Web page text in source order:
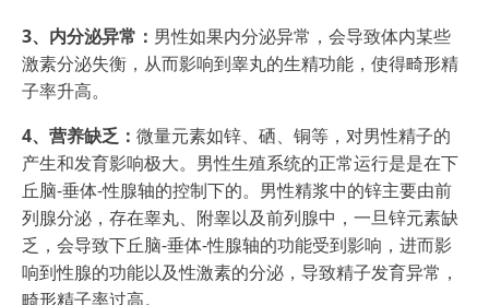
3、内分泌异常： 男性如果内分泌异常，会导致体内某些
激素分泌失衡，从而影响到睾丸的生精功能，使得畸形精
子率升高。
4、营养缺乏： 微量元素如锌、硒、铜等，对男性精子的
产生和发育影响极大。男性生殖系统的正常运行是是在下
丘脑-垂体-性腺轴的控制下的。男性精浆中的锌主要由前
列腺分泌，存在睾丸、附睾以及前列腺中，一旦锌元素缺
乏，会导致下丘脑-垂体-性腺轴的功能受到影响，进而影
响到性腺的功能以及性激素的分泌，导致精子发育异常，
畸形精子率过高。